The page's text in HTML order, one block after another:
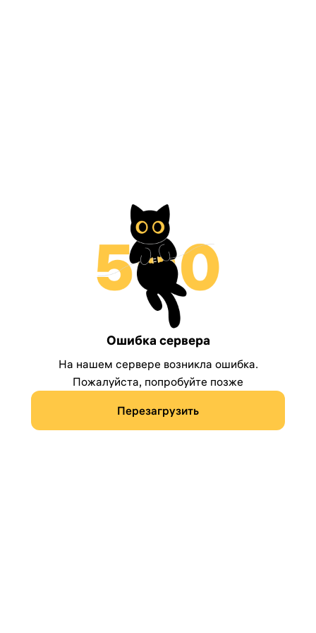
Ошибка сервера
На нашем сервере возникла ошибка.
Пожалуйста, попробуйте позже
Перезагрузить